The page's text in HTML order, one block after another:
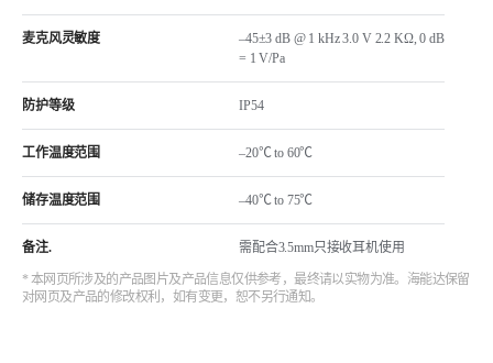
麦克风灵敏度
–45±3 dB @ 1 kHz 3.0 V 2.2 KΩ, 0 dB
= 1 V/Pa
防护等级 IP54
工作温度范围 –20℃ to 60℃
储存温度范围 –40℃ to 75℃
备注. 需配合3.5mm只接收耳机使用
* 本网页所涉及的产品图片及产品信息仅供参考，最终请以实物为准。海能达保留
对网页及产品的修改权利，如有变更，恕不另行通知。